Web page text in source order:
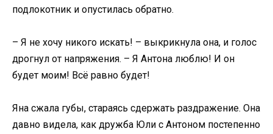
подлокотник и опустилась обратно.
– Я не хочу никого искать! – выкрикнула она, и голос
дрогнул от напряжения. – Я Антона люблю! И он
будет моим! Всё равно будет!
Яна сжала губы, стараясь сдержать раздражение. Она
давно видела, как дружба Юли с Антоном постепенно